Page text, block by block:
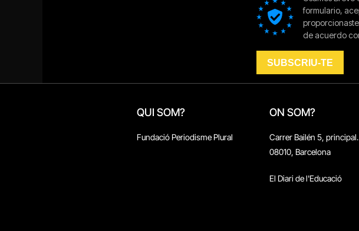
QUI SOM?
Fundació Periodisme Plural
ON SOM?
Carrer Bailén 5, principal.
08010, Barcelona
El Diari de l'Educació